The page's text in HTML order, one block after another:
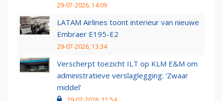
29-07-2026, 14:09
LATAM Airlines toont interieur van nieuwe
Embraer E195-E2
29-07-2026, 13:34
Verscherpt toezicht ILT op KLM E&M om
administratieve verslaglegging: ‘Zwaar
middel’